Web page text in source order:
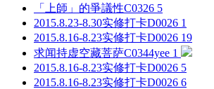
「上師」的爭議性C0326 5
2015.8.23-8.30实修打卡D0026 1
2015.8.16-8.23实修打卡D0026 19
求闻持虚空藏菩萨C0344yee 1
2015.8.16-8.23实修打卡D0026 5
2015.8.16-8.23实修打卡D0026 6